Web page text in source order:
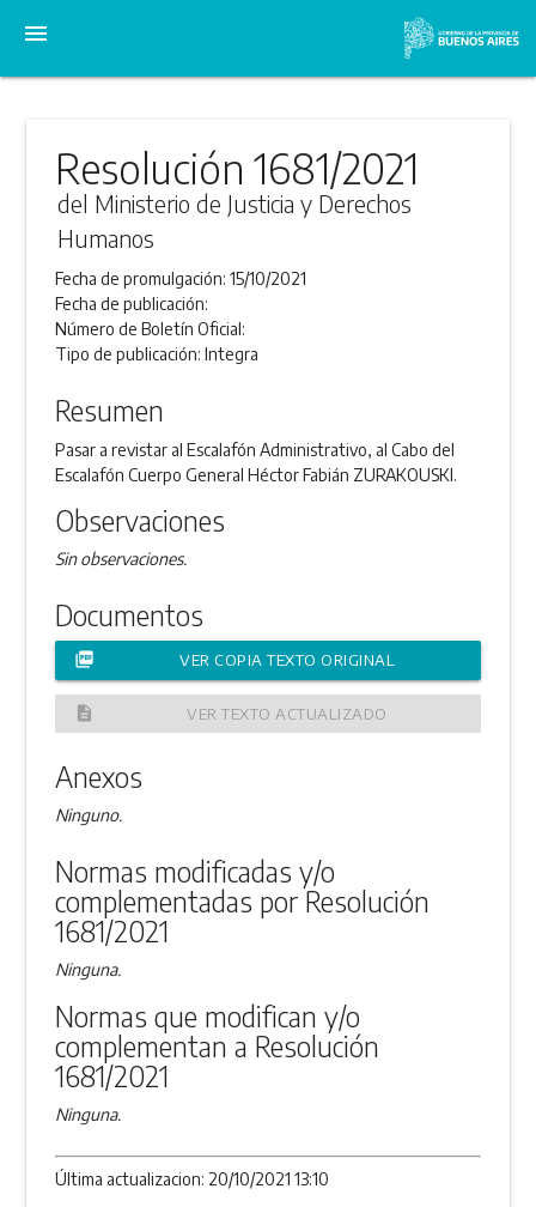
menu
Resolución 1681/2021
del Ministerio de Justicia y Derechos
Humanos
Fecha de promulgación:15/10/2021
Fecha de publicación:
Número de Boletín Oficial:
Tipo de publicación:Integra
Resumen
Pasar a revistar al Escalafón Administrativo, al Cabo del
Escalafón Cuerpo General Héctor Fabián ZURAKOUSKI.
Observaciones
Sin observaciones.
Documentos
picture_as_pdf VER COPIA TEXTO ORIGINAL
description VER TEXTO ACTUALIZADO
Anexos
Ninguno.
Normas modificadas y/o
complementadas por Resolución
1681/2021
Ninguna.
Normas que modifican y/o
complementan a Resolución
1681/2021
Ninguna.
Última actualizacion: 20/10/2021 13:10